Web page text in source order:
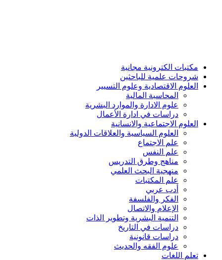
مكتبات الكترونية مجانية
شروحات علمية للباحثين
العلوم الاقتصادية وعلوم التسيير
المحاسبة المالية
علوم الادارة والموارد البشرية
دراسات في ادارة الأعمال
العلوم الاجتماعية والانسانية
العلوم السياسية والعلاقات الدولية
علم الاجتماع
علم النفس
مناهج وطرق التدريس
منهجية البحث العلمي
علم المكتبات
أدب عربي
الفكر والفلسفة
الإعلام والاتصال
التنمية البشرية وتطوير الذات
دراسات في التاريخ
دراسات قانونية
علوم الفقه والحديث
تعلم اللغات